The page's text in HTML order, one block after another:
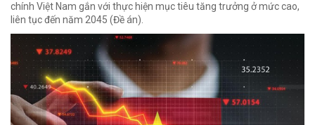
chính Việt Nam gắn với thực hiện mục tiêu tăng trưởng ở mức cao,
liên tục đến năm 2045 (Đề án).